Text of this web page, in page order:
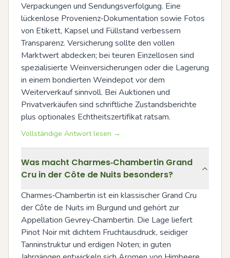
Verpackungen und Sendungsverfolgung. Eine
lückenlose Provenienz‑Dokumentation sowie Fotos
von Etikett, Kapsel und Füllstand verbessern
Transparenz. Versicherung sollte den vollen
Marktwert abdecken; bei teuren Einzellosen sind
spezialisierte Weinversicherungen oder die Lagerung
in einem bondierten Weindepot vor dem
Weiterverkauf sinnvoll. Bei Auktionen und
Privatverkäufen sind schriftliche Zustandsberichte
plus optionales Echtheitszertifikat ratsam.
Vollständige Antwort lesen →
Was macht Charmes‑Chambertin Grand
Cru in der Côte de Nuits besonders?
Charmes‑Chambertin ist ein klassischer Grand Cru
der Côte de Nuits im Burgund und gehört zur
Appellation Gevrey‑Chambertin. Die Lage liefert
Pinot Noir mit dichtem Fruchtausdruck, seidiger
Tanninstruktur und erdigen Noten; in guten